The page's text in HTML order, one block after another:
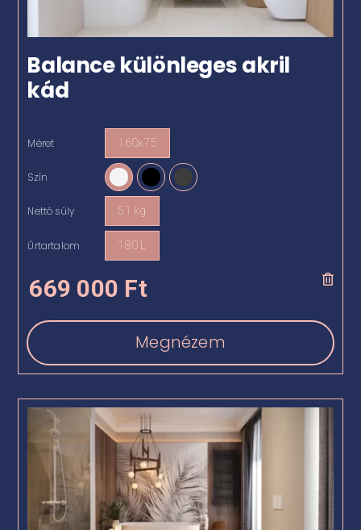
Balance különleges akril
kád
Méret 160x75
Szín
Nettó súly 51 kg
Űrtartalom 180 L
669 000 Ft
Megnézem